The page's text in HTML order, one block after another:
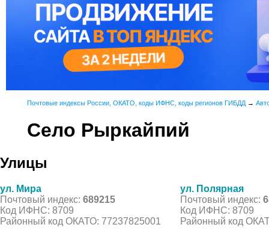
Почтовые индексы России, ОКАТО, коды ИФНС, коды регионов ГИБДД →
Село Рыркайпий
Улицы
ул. Мира
Почтовый индекс: 689215
Код ИФНС: 8709
Районный код ОКАТО: 77237825001
ул. Полярная
Почтовый индекс:
Код ИФНС: 8709
Районный код